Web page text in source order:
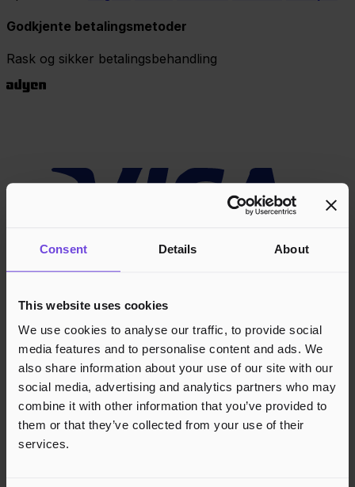
Consent Details About
This website uses cookies
We use cookies to analyse our traffic, to provide social
media features and to personalise content and ads. We
also share information about your use of our site with our
social media, advertising and analytics partners who may
combine it with other information that you’ve provided to
them or that they’ve collected from your use of their
services.
Godkjente betalingsmetoder
Rask og sikker betalingsbehandling